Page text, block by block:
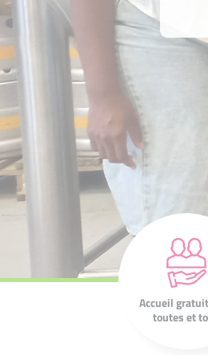
Accueil
toutes et
Nos 210
associations
l'écoute de
projet et de